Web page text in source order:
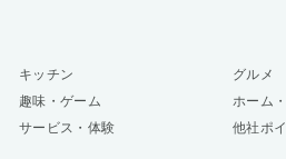
キッチン グルメ
趣味・ゲーム ホーム
サービス・体験 他社ポ